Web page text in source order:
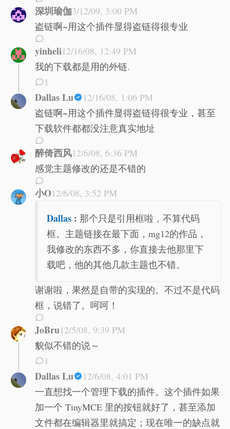
深圳瑜伽3/12/09, 3:00 PM
盗链啊~用这个插件显得盗链得很专业
yinheli12/16/08, 12:49 PM
我的下载都是用的外链.
1
Dallas Lu
12/16/08, 1:06 PM
盗链啊~用这个插件显得盗链得很专业，甚至
下载软件都都没注意真实地址
醉倚西风12/6/08, 6:36 PM
感觉主题修改的还是不错的
小O12/6/08, 3:52 PM
Dallas : 那个只是引用框啦，不算代码
框。主题链接在最下面，mg12的作品，
我修改的东西不多，你直接去他那里下
载吧，他的其他几款主题也不错。
谢谢啦，果然是自带的实现的。不过不是代码
框，说错了。呵呵！
JoBru12/5/08, 9:39 PM
貌似不错的说～
1
Dallas Lu
12/6/08, 4:01 PM
一直想找一个管理下载的插件。这个插件如果
加一个 TinyMCE 里的按钮就好了，甚至添加
文件都在编辑器里就搞定；现在唯一的缺点就